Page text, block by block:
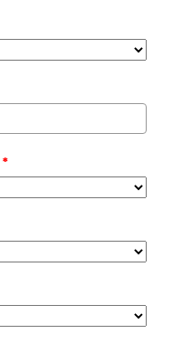
*